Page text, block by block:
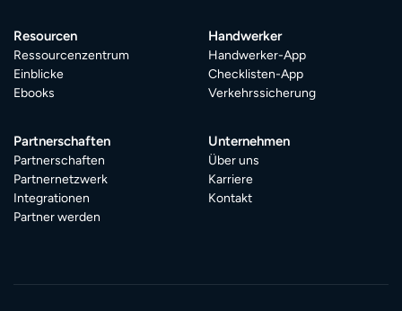
Resourcen
Ressourcenzentrum
Einblicke
Ebooks
Handwerker
Handwerker-App
Checklisten-App
Verkehrssicherung
Partnerschaften
Partnerschaften
Partnernetzwerk
Integrationen
Partner werden
Unternehmen
Über uns
Karriere
Kontakt